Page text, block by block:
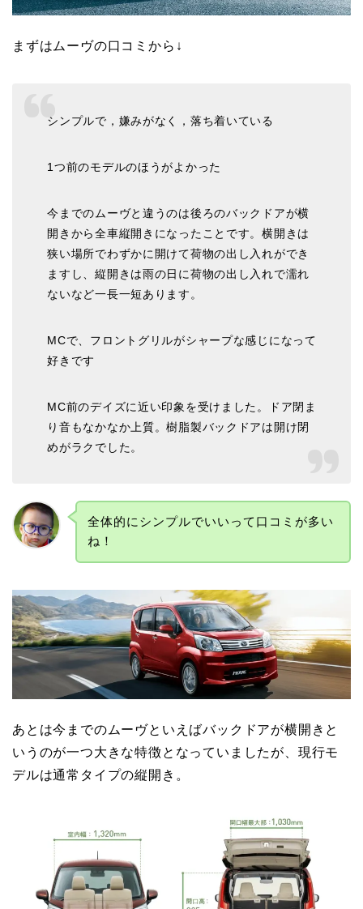
まずはムーヴの口コミから↓
シンプルで，嫌みがなく，落ち着いている
1つ前のモデルのほうがよかった
今までのムーヴと違うのは後ろのバックドアが横
開きから全車縦開きになったことです。横開きは
狭い場所でわずかに開けて荷物の出し入れができ
ますし、縦開きは雨の日に荷物の出し入れで濡れ
ないなど一長一短あります。
MCで、フロントグリルがシャープな感じになって
好きです
MC前のデイズに近い印象を受けました。ドア閉ま
り音もなかなか上質。樹脂製バックドアは開け閉
めがラクでした。
全体的にシンプルでいいって口コミが多い
ね！
あとは今までのムーヴといえばバックドアが横開きと
いうのが一つ大きな特徴となっていましたが、現行モ
デルは通常タイプの縦開き。